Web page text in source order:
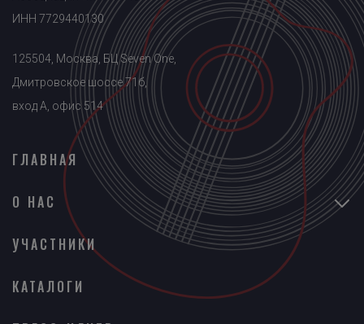
ИНН 7729440130
125504, Москва, БЦ Seven One,
Дмитровское шоссе 71б,
вход A, офис 514
ГЛАВНАЯ
О НАС
УЧАСТНИКИ
КАТАЛОГИ